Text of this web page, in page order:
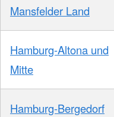
Mansfelder Land
Hamburg-Altona und
Mitte
Hamburg-Bergedorf